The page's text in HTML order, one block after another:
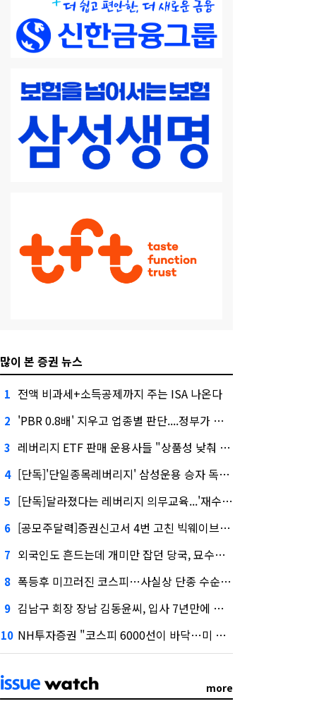
많이 본 증권 뉴스
1 전액 비과세+소득공제까지 주는 ISA 나온다
2 'PBR 0.8배' 지우고 업종별 판단....정부가 제시한 '주가 누르기' 방지법
3 레버리지 ETF 판매 운용사들 "상품성 낮춰 사라지게 해야"…일부 신중론도
4 [단독]'단일종목레버리지' 삼성운용 승자 독식...운용수익 미래에셋의 6배
5 [단독]달라졌다는 레버리지 의무교육...'재수강 건너뛰기' 허점
6 [공모주달력]증권신고서 4번 고친 빅웨이브로보틱스, 수요예측
7 외국인도 흔드는데 개미만 잡던 당국, 묘수는 과다호가부담금?
8 폭등후 미끄러진 코스피…사실상 단종 수순 밟는 '단종레'
9 김남구 회장 장남 김동윤씨, 입사 7년만에 한투증권 임원 승진
10 NH투자증권 "코스피 6000선이 바닥…미 금리 안정 후 추가 회복"
more